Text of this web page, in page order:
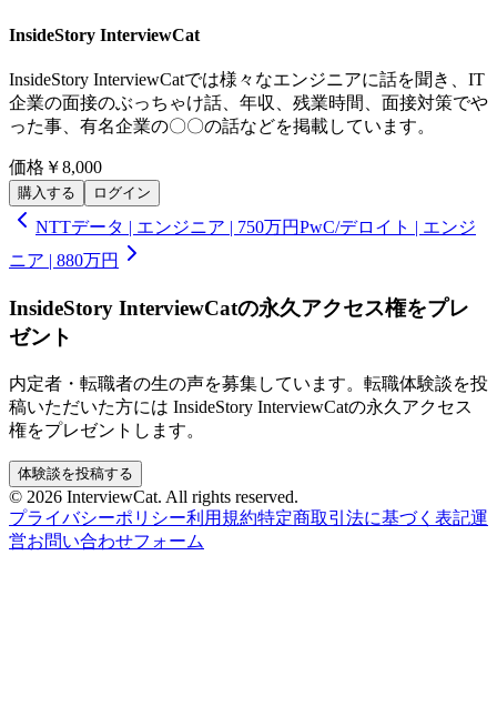
InsideStory InterviewCat
InsideStory InterviewCatでは様々なエンジニアに話を聞き、IT
企業の面接のぶっちゃけ話、年収、残業時間、面接対策でや
った事、有名企業の〇〇の話などを掲載しています。
価格 ￥8,000
購入する ログイン
NTTデータ | エンジニア | 750万円PwC/デロイト | エンジ
ニア | 880万円
InsideStory InterviewCatの永久アクセス権をプレ
ゼント
内定者・転職者の生の声を募集しています。転職体験談を投
稿いただいた方には InsideStory InterviewCatの永久アクセス
権をプレゼントします。
体験談を投稿する
© 2026 InterviewCat. All rights reserved.
プライバシーポリシー利用規約特定商取引法に基づく表記運
営お問い合わせフォーム